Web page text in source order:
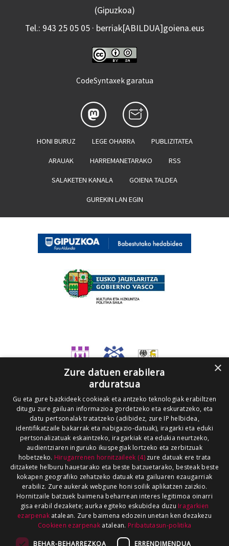
(Gipuzkoa)
Tel.: 943 25 05 05 · berriak[ABILDUA]goiena.eus
CodeSyntaxek garatua
HONI BURUZ LEGE OHARRA PUBLIZITATEA
ARAUAK HARREMANETARAKO RSS
SALAKETEN KANALA GOIENA TALDEA
GUREKIN LAN EGIN
×
Zure datuen erabilera
arduratsua
Gu eta gure bazkideek cookieak eta antzeko teknologiak erabiltzen
ditugu zure gailuan informazioa gordetzeko eta eskuratzeko, eta
datu pertsonalak tratatzeko (adibidez, zure IP helbidea,
identifikatzaile bakarrak eta nabigazio-datuak), iragarki eta eduki
pertsonalizatuak eskaintzeko, iragarkiak eta edukia neurtzeko,
audientziaren inguruko ikuspegiak lortzeko eta zerbitzuak
hobetzeko. Hirugarrenen hornitzaileek (4)zure datuak ere trata
ditzakete helburu hauetarako eta beste batzuetarako, besteak beste
kokapen geografiko zehatzeko datuak eta gailuaren ezaugarriak
erabiliz. Zure aukerak webgune honi soilik aplikatzen zaizkio.
Hornitzaile batzuek baimena beharrean interes legitimoa oinarri
gisa erabil dezakete; aurka egiteko eskubidea duzu Iragarkien
ezarpenakatalean. Zure baimena edozein unetan ken dezakezu
Cookieen ezarpenak atalean. Pribatutasun-politika
BEHAR-BEHARREZKOA ERRENDIMENDUA